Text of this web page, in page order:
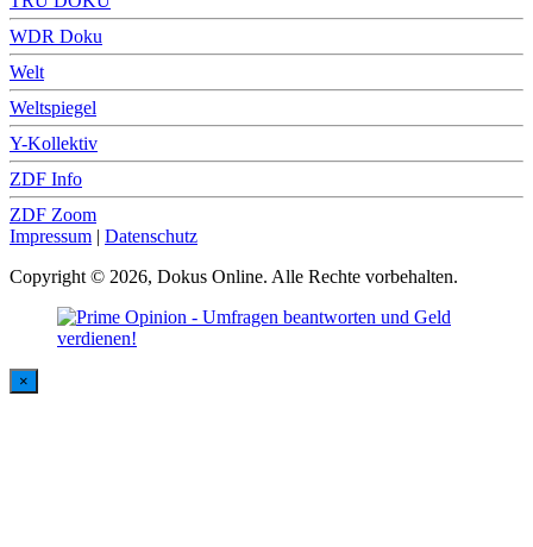
WDR Doku
Welt
Weltspiegel
Y-Kollektiv
ZDF Info
ZDF Zoom
Impressum | Datenschutz
Copyright © 2026, Dokus Online. Alle Rechte vorbehalten.
×